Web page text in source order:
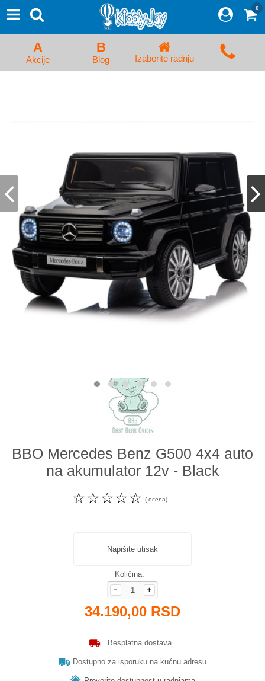
Proizvodi
Početna Prijava/Registracija
Kolica za bebe i dečija kolica
Kadice, noše i adapteri
Hranilice, flašice i cucle
Monitori, Ogradice i tricikli
Posteljine, vrećice i baldahini
Odeća i obuća
Igračke za bebe i decu
0
A
Akcije
B
Blog Izaberite radnju
BBO Mercedes Benz G500 4x4 auto
na akumulator 12v - Black
☆
☆
☆
☆
☆ ( ocena)
Napišite utisak
Količina:
34.190,00 RSD
Besplatna dostava
Dostupno za isporuku na kućnu adresu